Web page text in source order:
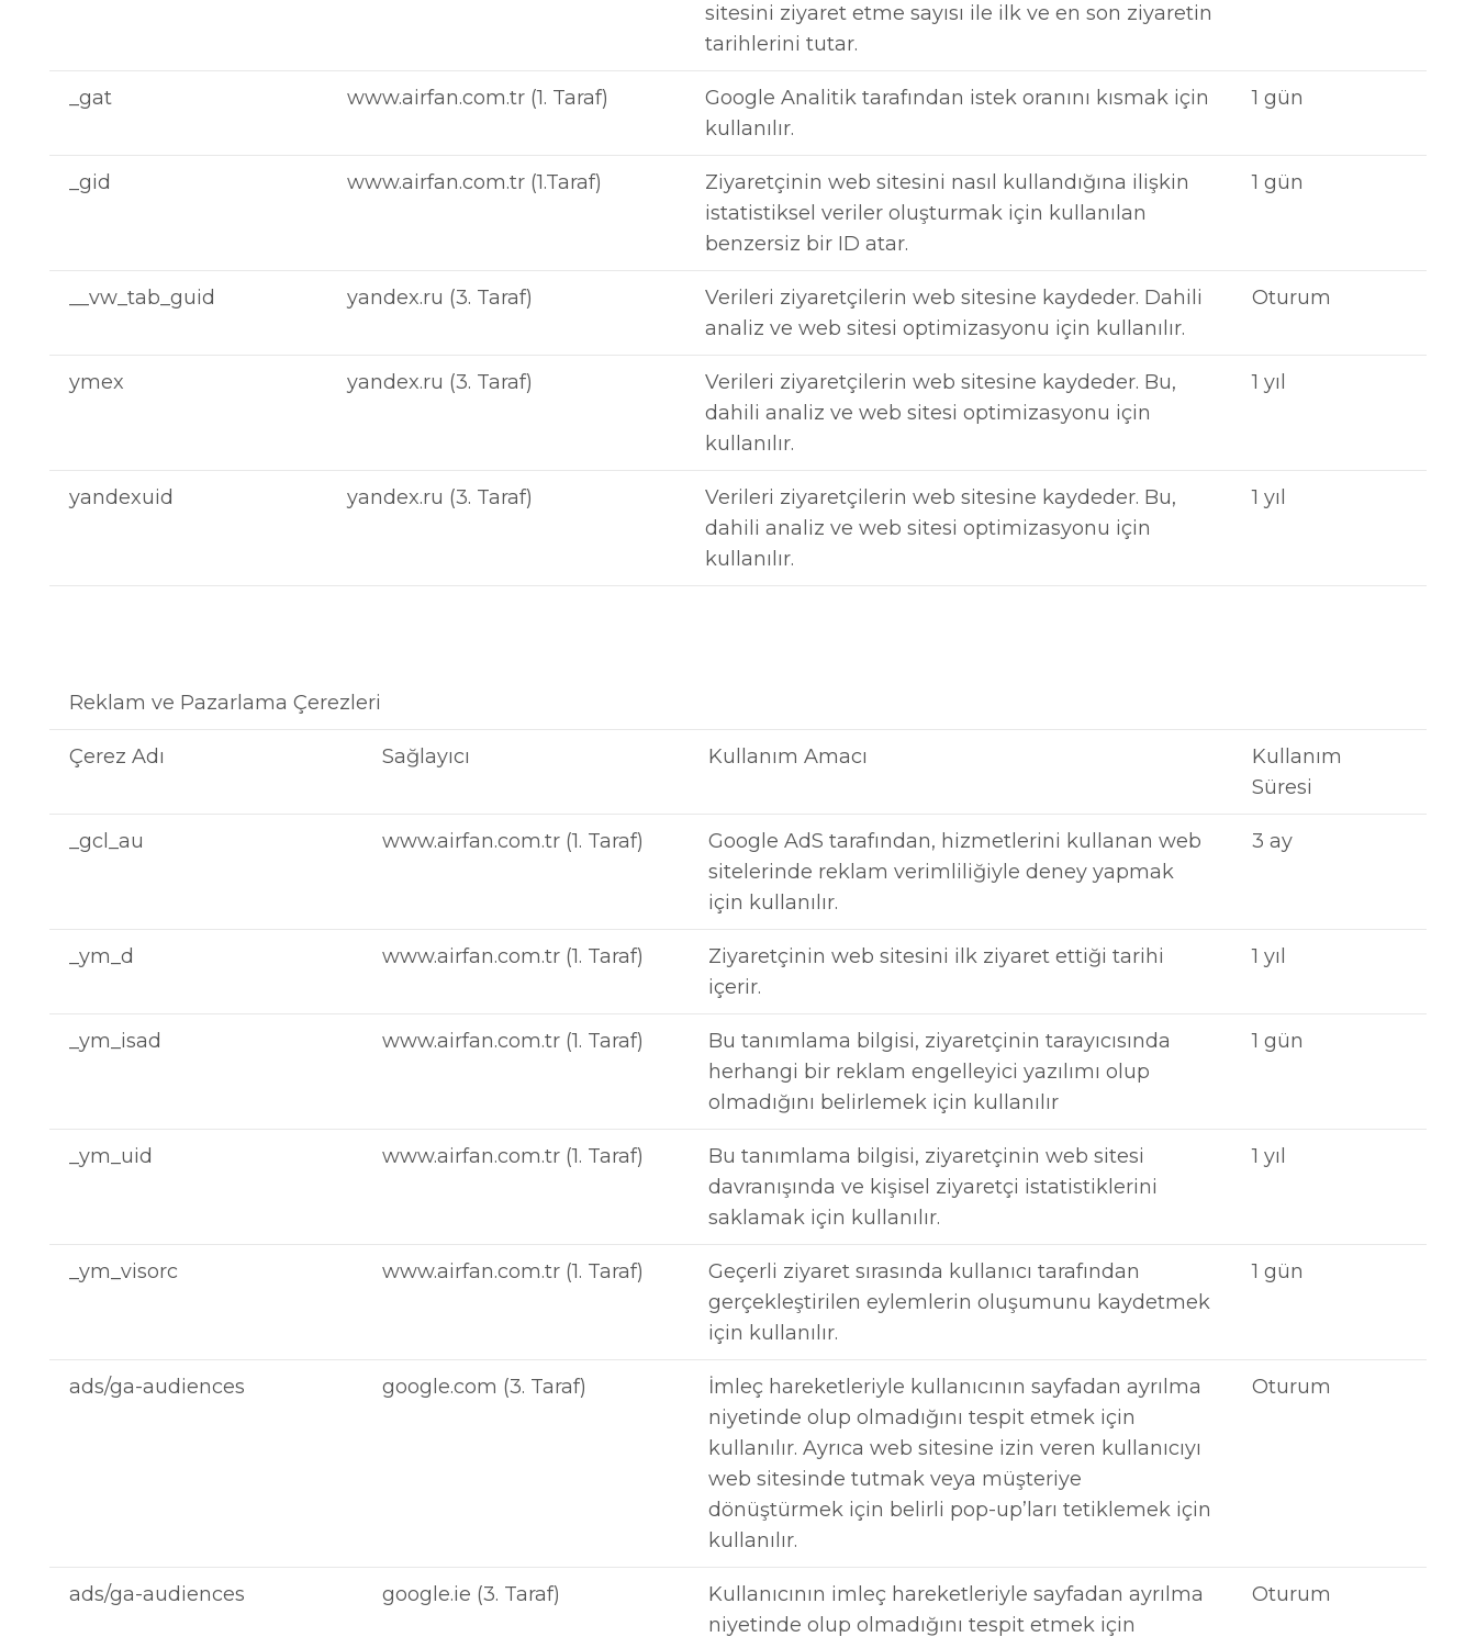
sitesini ziyaret etme sayısı ile ilk ve en son ziyaretin
tarihlerini tutar.
_gat www.airfan.com.tr (1. Taraf)
Google Analitik tarafından istek oranını kısmak için
kullanılır.
1 gün
_gid www.airfan.com.tr (1.Taraf)
Ziyaretçinin web sitesini nasıl kullandığına ilişkin
istatistiksel veriler oluşturmak için kullanılan
benzersiz bir ID atar.
1 gün
__vw_tab_guid yandex.ru (3. Taraf)
Verileri ziyaretçilerin web sitesine kaydeder. Dahili
analiz ve web sitesi optimizasyonu için kullanılır.
Oturum
ymex yandex.ru (3. Taraf)
Verileri ziyaretçilerin web sitesine kaydeder. Bu,
dahili analiz ve web sitesi optimizasyonu için
kullanılır.
1 yıl
yandexuid yandex.ru (3. Taraf)
Verileri ziyaretçilerin web sitesine kaydeder. Bu,
dahili analiz ve web sitesi optimizasyonu için
kullanılır.
1 yıl
Reklam ve Pazarlama Çerezleri
Çerez Adı Sağlayıcı Kullanım Amacı
Kullanım
Süresi
_gcl_au www.airfan.com.tr (1. Taraf)
Google AdS tarafından, hizmetlerini kullanan web
sitelerinde reklam verimliliğiyle deney yapmak
için kullanılır.
3 ay
_ym_d www.airfan.com.tr (1. Taraf)
Ziyaretçinin web sitesini ilk ziyaret ettiği tarihi
içerir.
1 yıl
_ym_isad www.airfan.com.tr (1. Taraf)
Bu tanımlama bilgisi, ziyaretçinin tarayıcısında
herhangi bir reklam engelleyici yazılımı olup
olmadığını belirlemek için kullanılır
1 gün
_ym_uid www.airfan.com.tr (1. Taraf)
Bu tanımlama bilgisi, ziyaretçinin web sitesi
davranışında ve kişisel ziyaretçi istatistiklerini
saklamak için kullanılır.
1 yıl
_ym_visorc www.airfan.com.tr (1. Taraf)
Geçerli ziyaret sırasında kullanıcı tarafından
gerçekleştirilen eylemlerin oluşumunu kaydetmek
için kullanılır.
1 gün
ads/ga-audiences google.com (3. Taraf)
İmleç hareketleriyle kullanıcının sayfadan ayrılma
niyetinde olup olmadığını tespit etmek için
kullanılır. Ayrıca web sitesine izin veren kullanıcıyı
web sitesinde tutmak veya müşteriye
dönüştürmek için belirli pop-up’ları tetiklemek için
kullanılır.
Oturum
ads/ga-audiences google.ie (3. Taraf)
Kullanıcının imleç hareketleriyle sayfadan ayrılma
niyetinde olup olmadığını tespit etmek için
Oturum